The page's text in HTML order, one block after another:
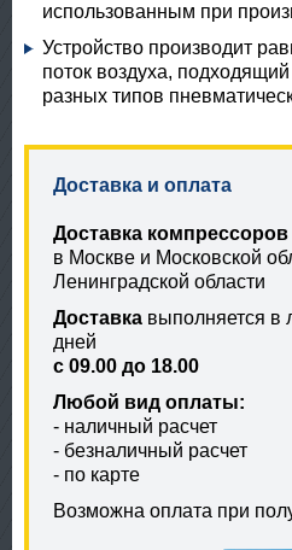
использованным при
Устройство производит
поток воздуха,
разных типов
Доставка и оплата
Доставка компрессоров
в Москве и Московской
Ленинградской области
Доставка выполняется в
дней
с 09.00 до 18.00
Любой вид оплаты:
- наличный расчет
- безналичный расчет
- по карте
Возможна оплата при